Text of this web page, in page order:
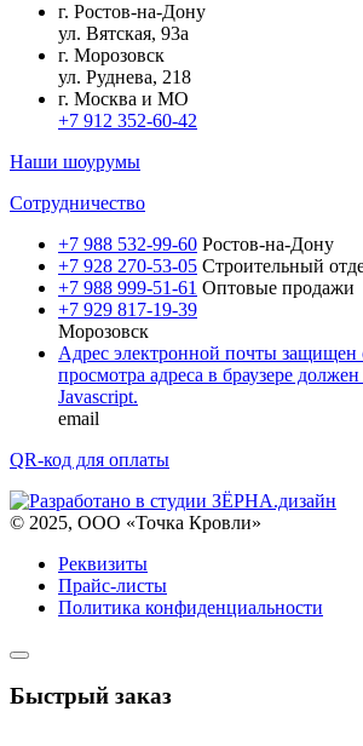
г. Ростов-на-Дону
ул. Вятская, 93а
г. Морозовск
ул. Руднева, 218
г. Москва и МО
+7 912 352-60-42
Наши шоурумы
Сотрудничество
+7 988 532-99-60 Ростов-на-Дону
+7 928 270-53-05 Строительный
+7 988 999-51-61 Оптовые продажи
+7 929 817-19-39
Морозовск
Адрес электронной почты защищен
просмотра адреса в браузере
Javascript.
email
QR-код для оплаты
© 2025, ООО «Точка Кровли»
Реквизиты
Прайс-листы
Политика конфиденциальности
Быстрый заказ